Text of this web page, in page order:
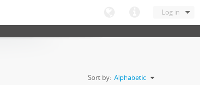
Log in
Sort by: Alphabetic